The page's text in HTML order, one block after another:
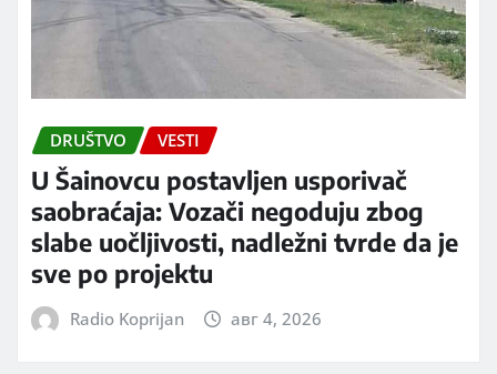
DRUŠTVO VESTI
U Šainovcu postavljen usporivač
saobraćaja: Vozači negoduju zbog
slabe uočljivosti, nadležni tvrde da je
sve po projektu
Radio Koprijan авг 4, 2026